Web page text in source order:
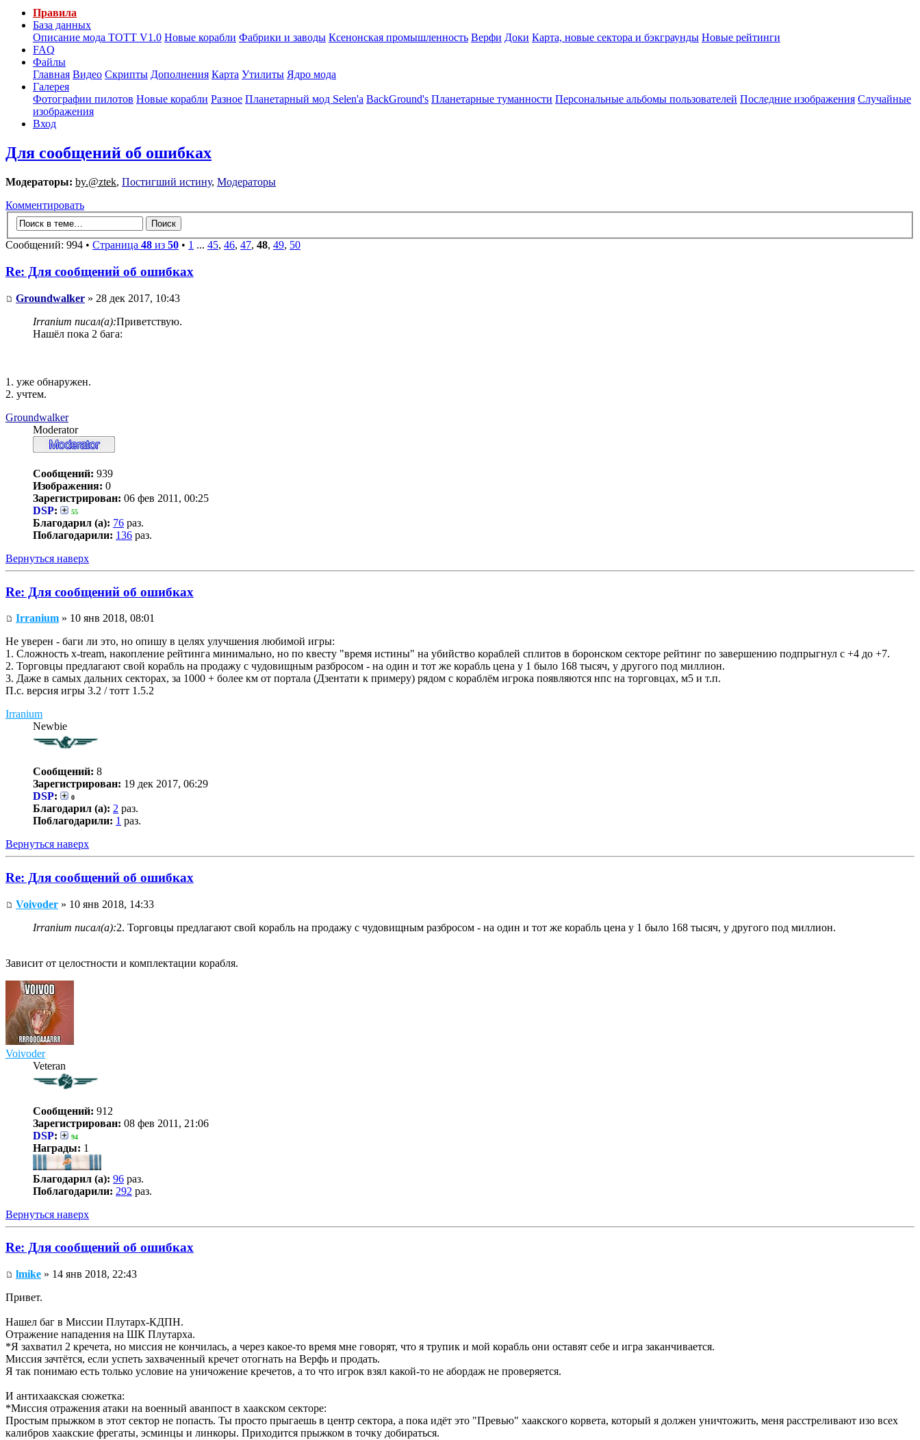
Правила
База данных
Описание мода ТОТТ V1.0 Новые корабли Фабрики и заводы Ксенонская промышленность Верфи Доки Карта, новые сектора и бэкграунды Новые рейтинги
FAQ
Файлы
Главная Видео Скрипты Дополнения Карта Утилиты Ядро мода
Галерея
Фотографии пилотов Новые корабли Разное Планетарный мод Selen'a BackGround's Планетарные туманности Персональные альбомы пользователей Последние изображения Случайные
изображения
Вход
Для сообщений об ошибках
Модераторы: by.@ztek, Постигший истину, Модераторы
Комментировать
Сообщений: 994 • Страница 48 из 50 • 1 ... 45, 46, 47, 48, 49, 50
Re: Для сообщений об ошибках
Groundwalker » 28 дек 2017, 10:43
Irranium писал(а):Приветствую.
Нашёл пока 2 бага:
1. уже обнаружен.
2. учтем.
Groundwalker
Moderator
Сообщений: 939
Изображения: 0
Зарегистрирован: 06 фев 2011, 00:25
DSP: 55
Благодарил (а): 76 раз.
Поблагодарили: 136 раз.
Вернуться наверх
Re: Для сообщений об ошибках
Irranium » 10 янв 2018, 08:01
Не уверен - баги ли это, но опишу в целях улучшения любимой игры:
1. Сложность x-tream, накопление рейтинга минимально, но по квесту "время истины" на убийство кораблей сплитов в боронском секторе рейтинг по завершению подпрыгнул с +4 до +7.
2. Торговцы предлагают свой корабль на продажу с чудовищным разбросом - на один и тот же корабль цена у 1 было 168 тысяч, у другого под миллион.
3. Даже в самых дальних секторах, за 1000 + более км от портала (Дзентати к примеру) рядом с кораблём игрока появляются нпс на торговцах, м5 и т.п.
П.с. версия игры 3.2 / тотт 1.5.2
Irranium
Newbie
Сообщений: 8
Зарегистрирован: 19 дек 2017, 06:29
DSP: 0
Благодарил (а): 2 раз.
Поблагодарили: 1 раз.
Вернуться наверх
Re: Для сообщений об ошибках
Voivoder » 10 янв 2018, 14:33
Irranium писал(а):2. Торговцы предлагают свой корабль на продажу с чудовищным разбросом - на один и тот же корабль цена у 1 было 168 тысяч, у другого под миллион.
Зависит от целостности и комплектации корабля.
Voivoder
Veteran
Сообщений: 912
Зарегистрирован: 08 фев 2011, 21:06
DSP: 94
Награды: 1
Благодарил (а): 96 раз.
Поблагодарили: 292 раз.
Вернуться наверх
Re: Для сообщений об ошибках
lmike » 14 янв 2018, 22:43
Привет.
Нашел баг в Миссии Плутарх-КДПН.
Отражение нападения на ШК Плутарха.
*Я захватил 2 кречета, но миссия не кончилась, а через какое-то время мне говорят, что я трупик и мой корабль они оставят себе и игра заканчивается.
Миссия зачтётся, если успеть захваченный кречет отогнать на Верфь и продать.
Я так понимаю есть только условие на уничожение кречетов, а то что игрок взял какой-то не абордаж не проверяется.
И антихаакская сюжетка:
*Миссия отражения атаки на военный аванпост в хаакском секторе:
Простым прыжком в этот сектор не попасть. Ты просто прыгаешь в центр сектора, а пока идёт это "Превью" хаакского корвета, который я должен уничтожить, меня расстреливают изо всех
калибров хаакские фрегаты, эсминцы и линкоры. Приходится прыжком в точку добираться.